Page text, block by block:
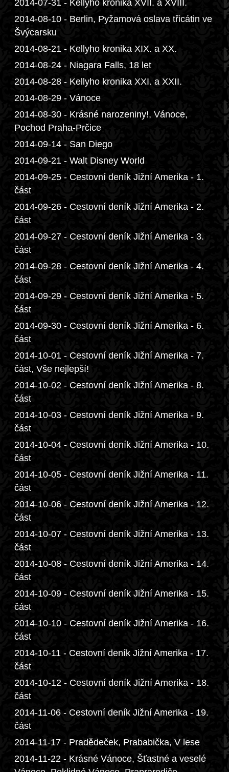
2014-07-31 - Kellyho kronika XVII. a XVIII.
2014-08-10 - Berlin, Pyžamová oslava třicátin ve
Švýcarsku
2014-08-21 - Kellyho kronika XIX. a XX.
2014-08-24 - Niagara Falls, 18 let
2014-08-28 - Kellyho kronika XXI. a XXII.
2014-08-29 - Vánoce
2014-08-30 - Krásné narozeniny!, Vánoce,
Pochod Praha-Prčice
2014-09-14 - San Diego
2014-09-21 - Walt Disney World
2014-09-25 - Cestovní deník Jižní Amerika - 1.
část
2014-09-26 - Cestovní deník Jižní Amerika - 2.
část
2014-09-27 - Cestovní deník Jižní Amerika - 3.
část
2014-09-28 - Cestovní deník Jižní Amerika - 4.
část
2014-09-29 - Cestovní deník Jižní Amerika - 5.
část
2014-09-30 - Cestovní deník Jižní Amerika - 6.
část
2014-10-01 - Cestovní deník Jižní Amerika - 7.
část, Vše nejlepší!
2014-10-02 - Cestovní deník Jižní Amerika - 8.
část
2014-10-03 - Cestovní deník Jižní Amerika - 9.
část
2014-10-04 - Cestovní deník Jižní Amerika - 10.
část
2014-10-05 - Cestovní deník Jižní Amerika - 11.
část
2014-10-06 - Cestovní deník Jižní Amerika - 12.
část
2014-10-07 - Cestovní deník Jižní Amerika - 13.
část
2014-10-08 - Cestovní deník Jižní Amerika - 14.
část
2014-10-09 - Cestovní deník Jižní Amerika - 15.
část
2014-10-10 - Cestovní deník Jižní Amerika - 16.
část
2014-10-11 - Cestovní deník Jižní Amerika - 17.
část
2014-10-12 - Cestovní deník Jižní Amerika - 18.
část
2014-11-06 - Cestovní deník Jižní Amerika - 19.
část
2014-11-17 - Pradědeček, Prababička, V lese
2014-11-22 - Krásné Vánoce, Šťastné a veselé